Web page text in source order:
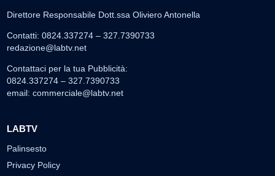
Direttore Responsabile Dott.ssa Oliviero Antonella
Contatti: 0824.337274 – 327.7390733
redazione@labtv.net
Contattaci per la tua Pubblicità:
0824.337274 – 327.7390733
email: commerciale@labtv.net
LABTV
Palinsesto
Privacy Policy